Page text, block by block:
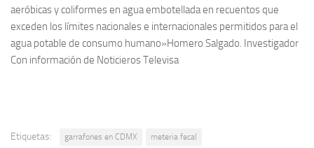
aeróbicas y coliformes en agua embotellada en recuentos que
exceden los límites nacionales e internacionales permitidos para el
agua potable de consumo humano»Homero Salgado. Investigador
Con información de Noticieros Televisa
Etiquetas: garrafones en CDMX meteria fecal